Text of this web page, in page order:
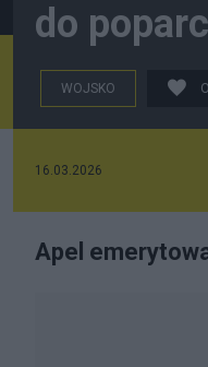
do
WOJSKO
16.03.2026
Apel